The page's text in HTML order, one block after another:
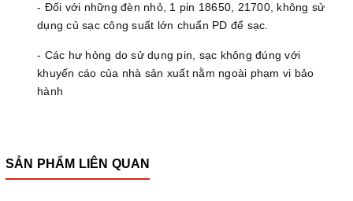
- Đối với những đèn nhỏ, 1 pin 18650, 21700, không sử
dụng củ sạc công suất lớn chuẩn PD để sạc.
- Các hư hỏng do sử dụng pin, sạc không đúng với
khuyến cáo của nhà sản xuất nằm ngoài phạm vi bảo
hành
SẢN PHẨM LIÊN QUAN